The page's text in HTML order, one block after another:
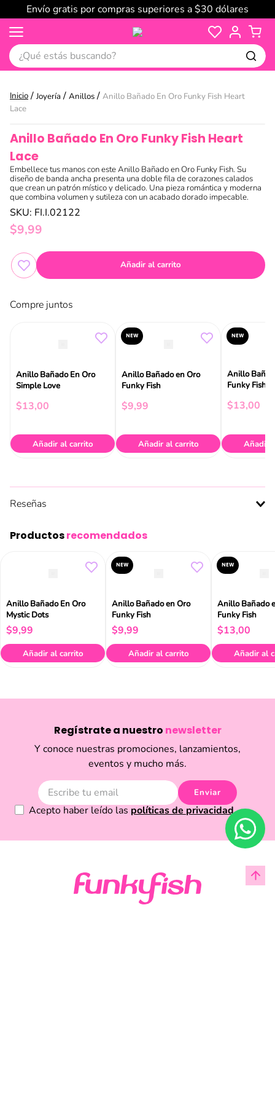
Envío gratis por compras superiores a $30 dólares
¿Qué estás buscando?
Joyería Anillos
Anillo Bañado En Oro Funky Fish Heart
Lace
Anillo Bañado En Oro Funky Fish Heart
Lace
Embellece tus manos con este Anillo Bañado en Oro Funky Fish. Su
diseño de banda ancha presenta una doble fila de corazones calados
que crean un patrón místico y delicado. Una pieza romántica y moderna
que combina volumen y sutileza con un acabado dorado impecable.
SKU: FI.I.02122
$9,99
Añadir al carrito
Compre juntos
Anillo Bañado En Oro
Simple Love
$13,00
Añadir al carrito
NEW
Anillo Bañado en Oro
Funky Fish
$9,99
Añadir al carrito
NEW
Anillo
Funky Fish
$13,00
Añadir
Reseñas
Productosrecomendados
Anillo Bañado En Oro
Mystic Dots
$9,99
Añadir al carrito
NEW
Anillo Bañado en Oro
Funky Fish
$9,99
Añadir al carrito
NEW
Anillo Bañado
Funky Fish
$13,00
Añadir al
Regístrate a nuestro newsletter
Y conoce nuestras promociones, lanzamientos,
eventos y mucho más.
Enviar
Acepto haber leído las políticas de privacidad.